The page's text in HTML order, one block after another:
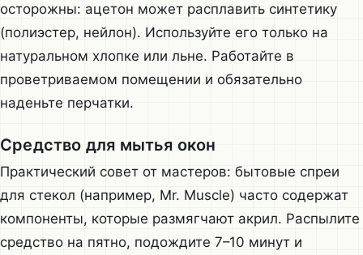
осторожны: ацетон может расплавить синтетику
(полиэстер, нейлон). Используйте его только на
натуральном хлопке или льне. Работайте в
проветриваемом помещении и обязательно
наденьте перчатки.
Средство для мытья окон
Практический совет от мастеров: бытовые спреи
для стекол (например, Mr. Muscle) часто содержат
компоненты, которые размягчают акрил. Распылите
средство на пятно, подождите 7–10 минут и